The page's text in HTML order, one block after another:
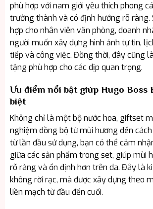
phù hợp với nam giới yêu thích phong
trưởng thành và có định hướng rõ ràng.
hợp cho nhân viên văn phòng, doanh
người muốn xây dựng hình ảnh tự tin,
tiếp và công việc. Đồng thời, đây cũng
tặng phù hợp cho các dịp quan trọng.
Ưu điểm nổi bật giúp Hugo Boss
biệt
Không chỉ là một bộ nước hoa, giftset
nghiệm đồng bộ từ mùi hương đến
từ lần đầu sử dụng, bạn có thể cảm
giữa các sản phẩm trong set, giúp mùi
rõ ràng và ổn định hơn trên da. Đây là
không rời rạc, mà được xây dựng theo
liền mạch từ đầu đến cuối.